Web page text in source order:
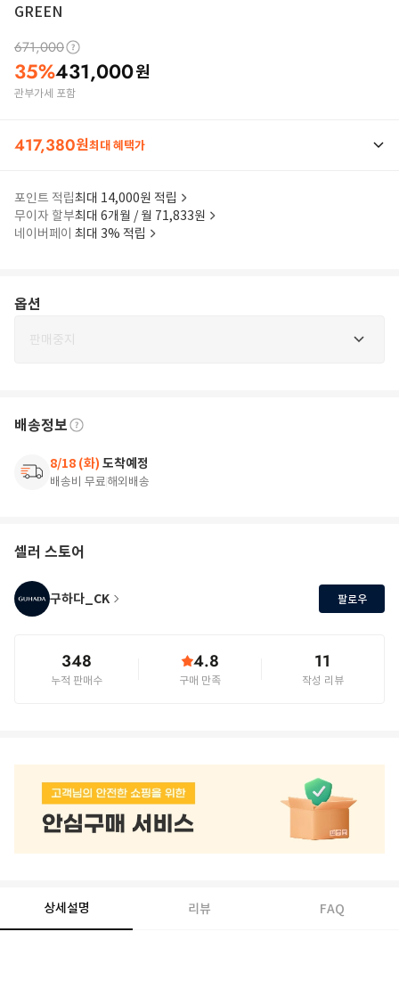
GREEN
671,000
35%431,000원
관부가세 포함
417,380원최대 혜택가
포인트 적립최대 14,000원 적립
무이자 할부최대 6개월 / 월 71,833원
네이버페이 최대 3% 적립
옵션
판매중지
배송정보
8/18 (화) 도착예정
배송비 무료해외배송
셀러 스토어
구하다_CK 팔로우
348
누적 판매수
4.8
구매 만족
11
작성 리뷰
상세설명 리뷰 FAQ